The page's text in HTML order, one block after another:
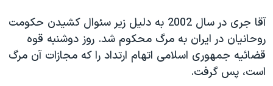
علم و فناوری
اسرائیل در جنگ
حمله جمهوری اسلامی به اسرائیل
رمز مهسا
ورزش زنان در ایران
زبانهای مختلف
آقا جری در سال 2002 به دليل زير سئوال کشيدن حکومت
روحانيان در ايران به مرگ محکوم شد. روز دوشنبه قوه
قضائيه جمهوری اسلامی اتهام ارتداد را که مجازات آن مرگ
است، پس گرفت.